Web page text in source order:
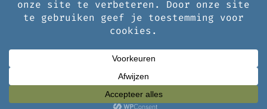
HaiSaiSommerdiek Huiskamer
WordPress